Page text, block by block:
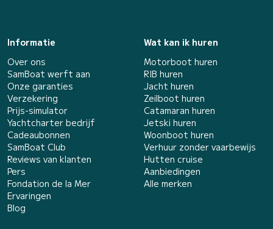
Informatie
Over ons
SamBoat werft aan
Onze garanties
Verzekering
Prijs-simulator
Yachtcharter bedrijf
Cadeaubonnen
SamBoat Club
Reviews van klanten
Pers
Fondation de la Mer
Ervaringen
Blog
Wat kan ik huren
Motorboot huren
RIB huren
Jacht huren
Zeilboot huren
Catamaran huren
Jetski huren
Woonboot huren
Verhuur zonder vaarbewijs
Hutten cruise
Aanbiedingen
Alle merken